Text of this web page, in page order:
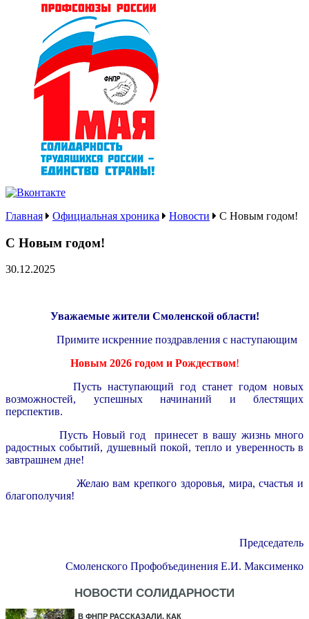
Главная Официальная хроника Новости С Новым годом!
С Новым годом!
30.12.2025
Уважаемые жители Смоленской области!
Примите искренние поздравления с наступающим
Новым 2026 годом и Рождеством!
Пусть наступающий год станет годом новых
возможностей, успешных начинаний и блестящих
перспектив.
Пусть Новый год принесет в вашу жизнь много
радостных событий, душевный покой, тепло и уверенность в
завтрашнем дне!
Желаю вам крепкого здоровья, мира, счастья и
благополучия!
Председатель
Смоленского Профобъединения Е.И. Максименко
НОВОСТИ СОЛИДАРНОСТИ
В ФНПР РАССКАЗАЛИ, КАК